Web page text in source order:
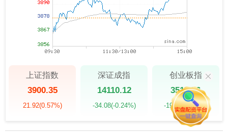
上证指数
3900.35
21.92(0.57%)
深证成指
14110.12
-34.08(-0.24%)
创业板指
3515.56
-19.58(-0.55%)